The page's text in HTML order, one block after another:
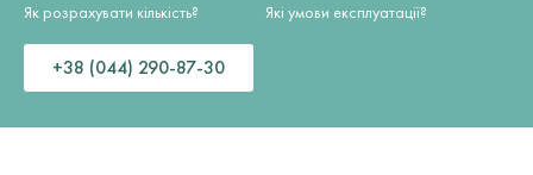
Як розрахувати кількість?
Які умови експлуатації?
+38 (044) 290-87-30